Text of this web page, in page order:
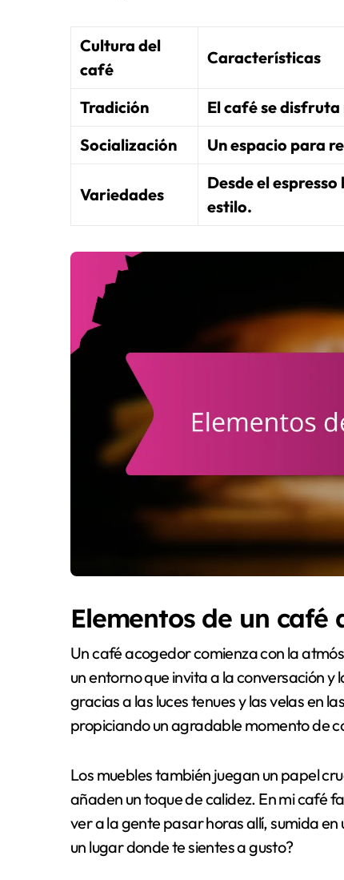
Cultura del
café
Características
Tradición
El café se
Socialización
Un espacio para
Variedades
Desde el
estilo.
Elementos de un café
Un café acogedor comienza con la
un entorno que invita a la conversación
gracias a las luces tenues y las velas en
propiciando un agradable momento de
Los muebles también juegan un papel
añaden un toque de calidez. En mi café
ver a la gente pasar horas allí, sumida
un lugar donde te sientes a gusto?